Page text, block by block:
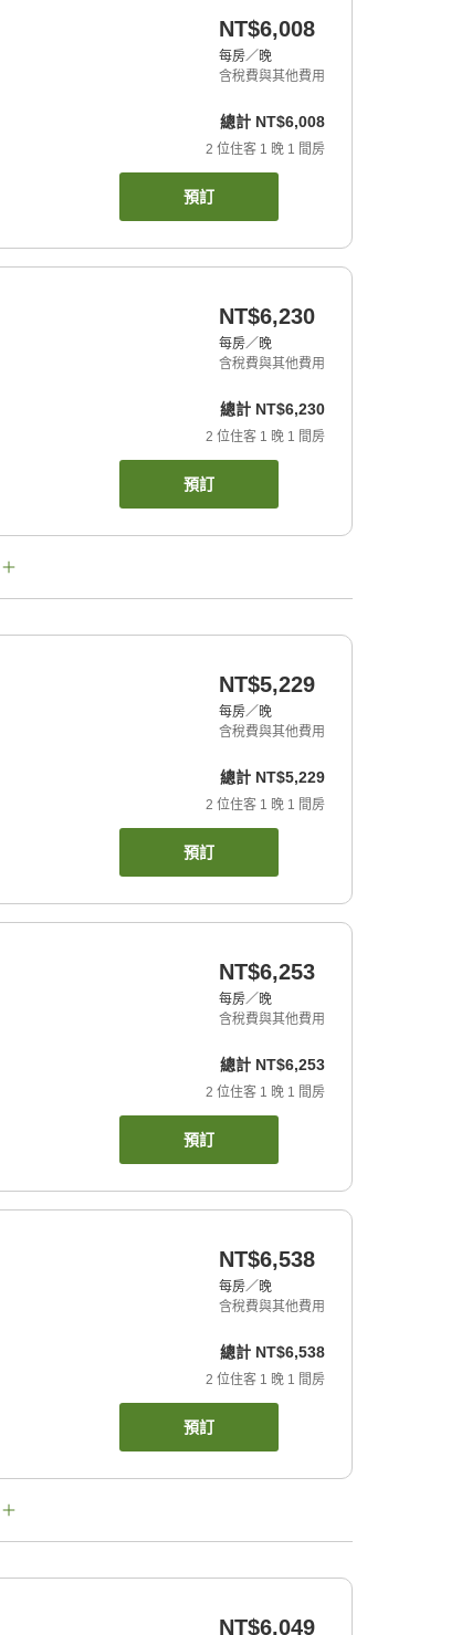
NT$6,008
每房／晚
含稅費與其他費用
總計 NT$6,008
2 位住客 1 晚 1 間房
預訂
NT$6,230
每房／晚
含稅費與其他費用
總計 NT$6,230
2 位住客 1 晚 1 間房
預訂
NT$5,229
每房／晚
含稅費與其他費用
總計 NT$5,229
2 位住客 1 晚 1 間房
預訂
NT$6,253
每房／晚
含稅費與其他費用
總計 NT$6,253
2 位住客 1 晚 1 間房
預訂
NT$6,538
每房／晚
含稅費與其他費用
總計 NT$6,538
2 位住客 1 晚 1 間房
預訂
NT$6,049